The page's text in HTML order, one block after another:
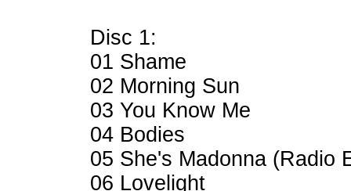
Disc 1:
01 Shame
02 Morning Sun
03 You Know Me
04 Bodies
05 She's Madonna (Radio
06 Lovelight